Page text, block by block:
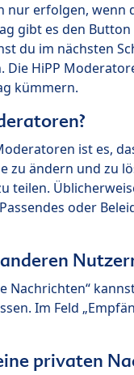
nur erfolgen, wenn
gibt es den
du im nächsten
Die HiPP
kümmern.
ist es,
zu ändern und zu
teilen.
oder
Nachrichten“
Im Feld
privaten